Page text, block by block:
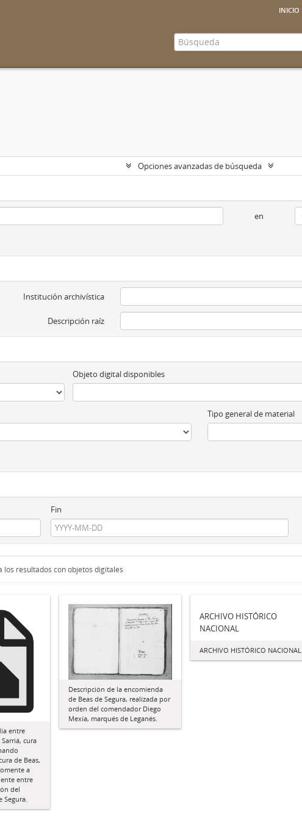
inicio
Opciones avanzadas de búsqueda
en
Institución archivística
Descripción raíz
Objeto digital disponibles
Tipo general de material
Fin
los resultados con objetos digitales
entre
cura
de Beas,
a
entre
del
Segura.
Descripción de la encomienda
de Beas de Segura, realizada por
orden del comendador Diego
Mexía, marqués de Leganés.
ARCHIVO HISTÓRICO
NACIONAL
ARCHIVO HISTÓRICO NACIONAL